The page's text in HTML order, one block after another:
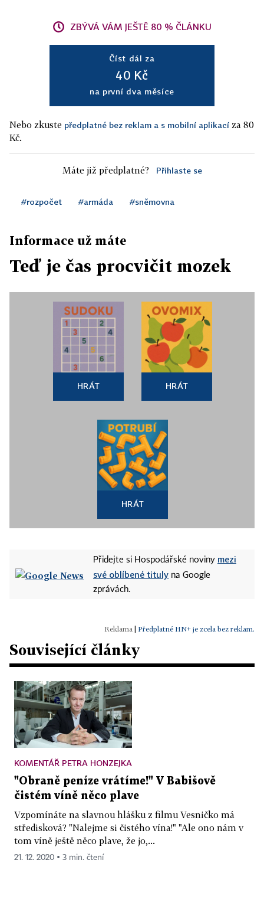
ZBÝVÁ VÁM JEŠTĚ 80 % ČLÁNKU
Číst dál za
40 Kč
na první dva měsíce
Nebo zkuste předplatné bez reklam a s mobilní aplikací za 80
Kč.
Máte již předplatné? Přihlaste se
#rozpočet #armáda #sněmovna
Informace už máte
Teď je čas procvičit mozek
HRÁT HRÁT
HRÁT
Přidejte si Hospodářské noviny mezi
své oblíbené tituly na Google
zprávách.
Předplatné HN+ je zcela bez reklam.
Související články
KOMENTÁŘ PETRA HONZEJKA
"Obraně peníze vrátíme!" V Babišově
čistém víně něco plave
Vzpomínáte na slavnou hlášku z filmu Vesničko má
středisková? "Nalejme si čistého vína!" "Ale ono nám v
tom víně ještě něco plave, že jo,...
21. 12. 2020 ▪ 3 min. čtení